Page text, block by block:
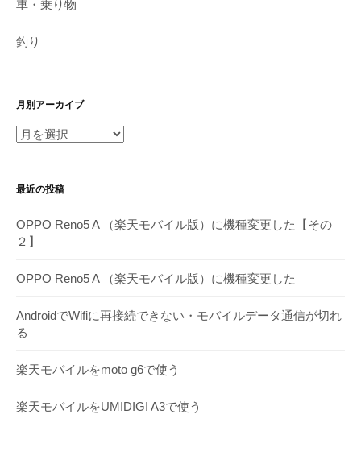
車・乗り物
釣り
月別アーカイブ
月
ー
イ
ブ
最近の投稿
OPPO Reno5 A （楽天モバイル版）に機種変更した【その
２】
OPPO Reno5 A （楽天モバイル版）に機種変更した
AndroidでWifiに再接続できない・モバイルデータ通信が切れ
る
楽天モバイルをmoto g6で使う
楽天モバイルをUMIDIGI A3で使う